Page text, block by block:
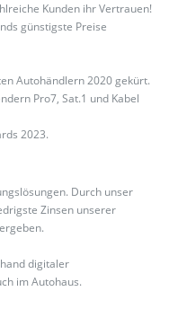
Kunden ihr Vertrauen!
günstigste Preise
Autohändlern 2020 gekürt.
Pro7, Sat.1 und Kabel
2023.
Durch unser
Zinsen unserer
digitaler
im Autohaus.